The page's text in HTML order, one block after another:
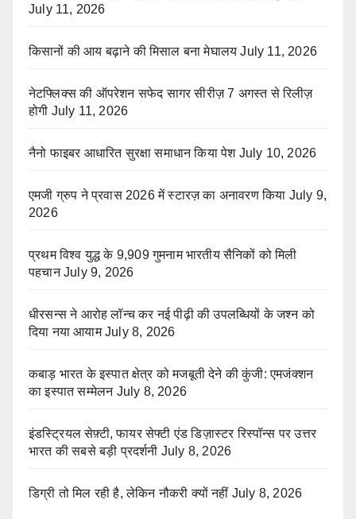
July 11, 2026
किसानों की आय बढ़ाने की मिसाल बना मेघालय July 11, 2026
नेटफ्लिक्स की ऑपरेशन सफेद सागर सीरीज़ 7 अगस्त से रिलीज़
होगी July 11, 2026
नैनो फाइबर आधारित सुरक्षा समाधान किया पेश July 10, 2026
एमजी ग्रुप ने प्रवास 2026 में स्टारज़ का अनावरण किया July 9,
2026
प्रथम विश्व युद्ध के 9,909 गुमनाम भारतीय सैनिकों को मिली
पहचान July 9, 2026
धीरसन्स ने आरोह लॉन्च कर नई पीढ़ी की उपलब्धियों के जश्न को
दिया नया आयाम July 8, 2026
कबाड़ भारत के इस्पात क्षेत्र को मजबूती देने की कुंजी: एमजंक्शन
का इस्पात सम्मेलन July 8, 2026
इंडस्ट्रियल सेफ़्टी, फायर सेफ्टी एंड डिज़ास्टर रिस्पॉन्स पर उत्तर
भारत की सबसे बड़ी प्रदर्शनी July 8, 2026
डिग्री तो मिल रही है, लेकिन नौकरी क्यों नहीं July 8, 2026